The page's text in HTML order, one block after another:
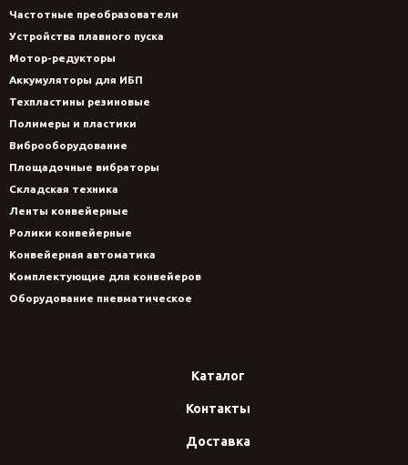
Частотные преобразователи
Устройства плавного пуска
Мотор-редукторы
Аккумуляторы для ИБП
Техпластины резиновые
Полимеры и пластики
Виброоборудование
Площадочные вибраторы
Складская техника
Ленты конвейерные
Ролики конвейерные
Конвейерная автоматика
Комплектующие для конвейеров
Оборудование пневматическое
Каталог
Контакты
Доставка